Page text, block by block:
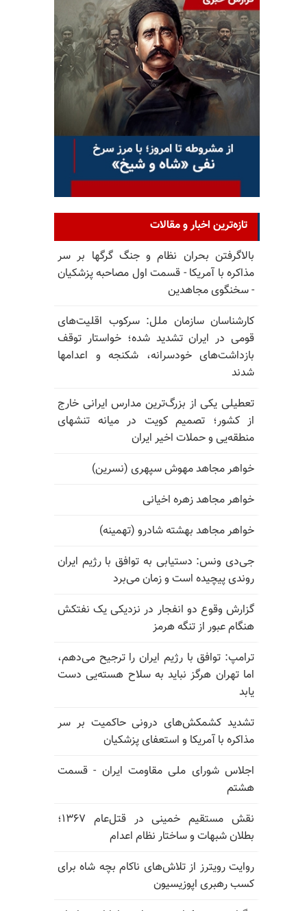
تازه‌ترین اخبار و مقالات
بالا‌گرفتن بحران نظام و جنگ گرگها بر سر
مذاکره با آمریکا - قسمت اول مصاحبه پزشکیان
- سخنگوی مجاهدین
کارشناسان سازمان ملل: سرکوب اقلیت‌های
قومی در ایران تشدید شده؛ خواستار توقف
بازداشت‌های خودسرانه، شکنجه و اعدامها
شدند
تعطیلی یکی از بزرگ‌ترین مدارس ایرانی خارج
از کشور؛ تصمیم کویت در میانه تنشهای
منطقه‌یی و حملات اخیر ایران
خواهر مجاهد مهوش سپهری (نسرین)
خواهر مجاهد زهره اخیانی
خواهر مجاهد بهشته شادرو (تهمینه)
جی‌دی ونس: دستیابی به توافق با رژیم ایران
روندی پیچیده است و زمان می‌برد
گزارش وقوع دو انفجار در نزدیکی یک نفتکش
هنگام عبور از تنگه هرمز
ترامپ: توافق با رژیم ایران را ترجیح می‌دهم،
اما تهران هرگز نباید به سلاح هسته‌یی دست
یابد
تشدید کشمکش‌های درونی حاکمیت بر سر
مذاکره با آمریکا و استعفای پزشکیان
اجلاس شورای ملی مقاومت ایران - قسمت
هشتم
نقش مستقیم خمینی در قتل‌عام ۱۳۶۷؛
بطلان شبهات و ساختار نظام اعدام
روایت رویترز از تلاش‌های ناکام بچه شاه برای
کسب رهبری اپوزیسیون